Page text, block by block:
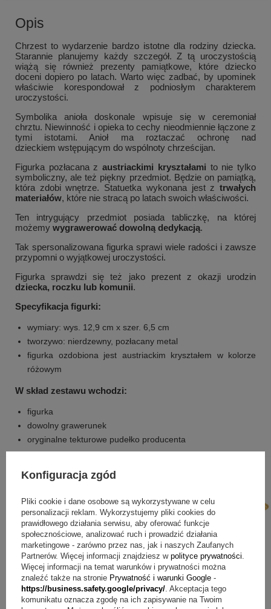
Opis
Chrzest to wydarzenie bardzo istotne dla rodziny dziecka.
Starannie planujemy każdy szczegół. Z tą uroczystością
wiążą się również prezenty pamiątkowe, które dziecko
doceni dopiero po latach. Warto więc zadbać, by upominek
właściwie korespondował z podniosłym charakterem
uroczystości.
Symbolika anioła doskonale wpisuje się w ceremoniał
chrztu. Niewinność i opieka to cechy nieodmiennie łączone z
tymi istotami. Anioł ma roztaczać ochronę nad
dzieckiem wstępującym do wspólnoty chrześcijan.
Figurka pozłacana z austriackimi kryształami to nie tylko
symboliczny, ale też piękny przedmiot. Będzie on pamiątką,
która zdobi wnętrze. Statuetka wykonana jest z trwałych
materiałów, które nie stracą po latach swoich właściwości.
Ten intrygujący przedmiot posiada tabliczkę, na której
możemy wygrawerować dowolną dedykacją.
Tak spersonalizowana figurka sprawi wiele radości i zawsze
przypomni o wyjątkowej uroczystości.
Figurka sprawdzi się też jako prezent z okazji urodzin
dziecka, roczku lub komunii.
Specyfikacja figurki:
wymiary: wys. 12,9 cm x szer. 6,5 cm
tworzywo: nierdzewny, pozłacany metal
figurka ozdobiona jest austriackim kryształem w kolorze
różowym
W skład zestawu wchodzi:
figurka
dowolny grawerunek
oryginalne tekturowe pudełko producenta
Konfiguracja zgód
Pliki cookie i dane osobowe są wykorzystywane w celu
personalizacji reklam. Wykorzystujemy pliki cookies do
prawidłowego działania serwisu, aby oferować funkcje
społecznościowe, analizować ruch i prowadzić działania
marketingowe - zarówno przez nas, jak i naszych Zaufanych
Partnerów. Więcej informacji znajdziesz w polityce prywatności.
Więcej informacji na temat warunków i prywatności można
znaleźć także na stronie Prywatność i warunki Google -
https://business.safety.google/privacy/. Akceptacja tego
komunikatu oznacza zgodę na ich zapisywanie na Twoim